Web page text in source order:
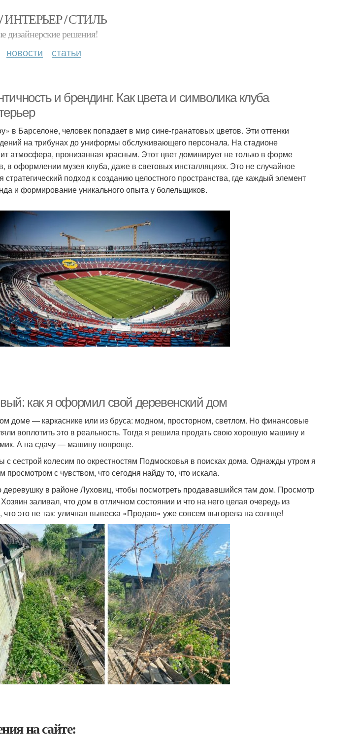
/ СТИЛЬ
дизайнерские решения!
новости статьи
и брендинг. Как цвета и символика клуба
в Барселоне, человек попадает в мир сине-гранатовых цветов. Эти оттенки
на трибунах до униформы обслуживающего персонала. На стадионе
атмосфера, пронизанная красным. Этот цвет доминирует не только в форме
в оформлении музея клуба, даже в световых инсталляциях. Это не случайное
стратегический подход к созданию целостного пространства, где каждый элемент
и формирование уникального опыта у болельщиков.
как я оформил свой деревенский дом
доме — каркаснике или из бруса: модном, просторном, светлом. Но финансовые
воплотить это в реальность. Тогда я решила продать свою хорошую машину и
А на сдачу — машину попроще.
сестрой колесим по окрестностям Подмосковья в поисках дома. Однажды утром я
с чувством, что сегодня найду то, что искала.
в районе Луховиц, чтобы посмотреть продававшийся там дом. Просмотр
заливал, что дом в отличном состоянии и что на него целая очередь из
что это не так: уличная вывеска «Продаю» уже совсем выгорела на солнце!
на сайте: